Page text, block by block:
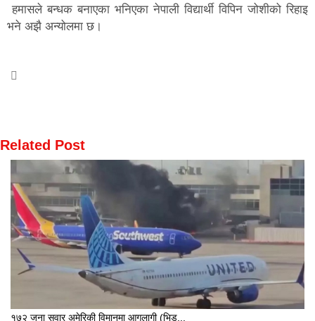
हमासले बन्धक बनाएका भनिएका नेपाली विद्यार्थी विपिन जोशीको रिहाइ
भने अझै अन्योलमा छ।
Related Post
१७२ जना सवार अमेरिकी विमानमा आगलागी (भिड...